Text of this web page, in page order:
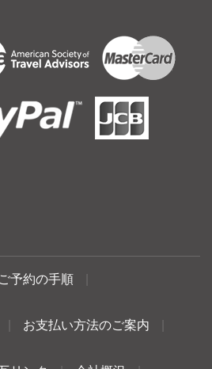
ご予約の手順
お支払い方法のご案内